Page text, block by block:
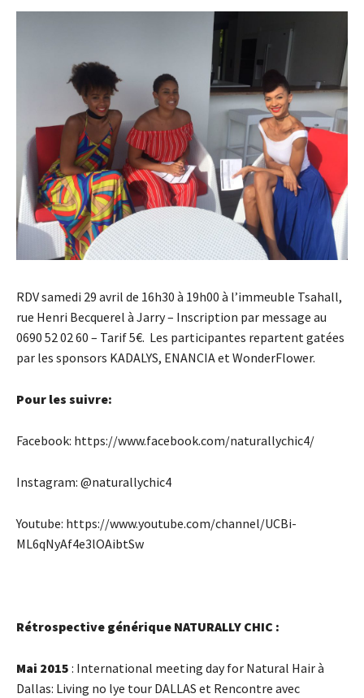
RDV samedi 29 avril de 16h30 à 19h00 à l’immeuble Tsahall,
rue Henri Becquerel à Jarry – Inscription par message au
0690 52 02 60 – Tarif 5€. Les participantes repartent gatées
par les sponsors KADALYS, ENANCIA et WonderFlower.
Pour les suivre:
Facebook: https://www.facebook.com/naturallychic4/
Instagram: @naturallychic4
Youtube: https://www.youtube.com/channel/UCBi-
ML6qNyAf4e3lOAibtSw
Rétrospective générique NATURALLY CHIC :
Mai 2015 : International meeting day for Natural Hair à
Dallas: Living no lye tour DALLAS et Rencontre avec